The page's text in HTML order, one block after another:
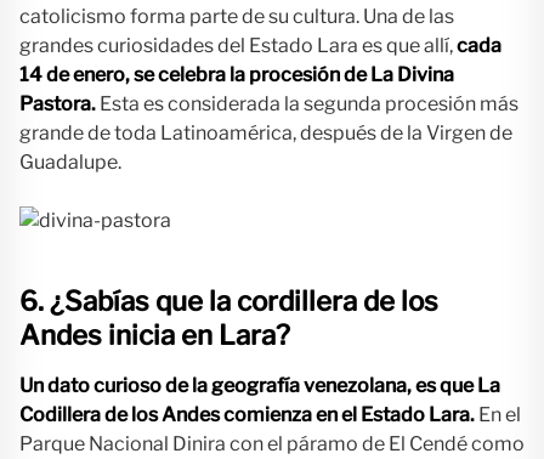
catolicismo forma parte de su cultura. Una de las
grandes curiosidades del Estado Lara es que allí,cada
14 de enero, se celebra la procesión de La Divina
Pastora. Esta es considerada la segunda procesión más
grande de toda Latinoamérica, después de la Virgen de
Guadalupe.
6. ¿Sabías que la cordillera de los
Andes inicia en Lara?
Un dato curioso de la geografía venezolana, es que La
Codillera de los Andes comienza en el Estado Lara. En el
Parque Nacional Dinira con el páramo de El Cendé como